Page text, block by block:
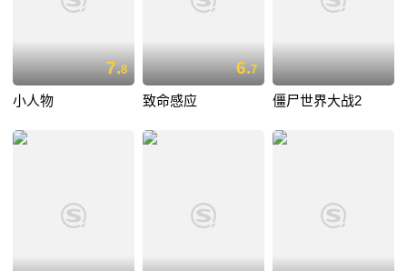
7.8
小人物
6.7
致命感应 僵尸世界大战2